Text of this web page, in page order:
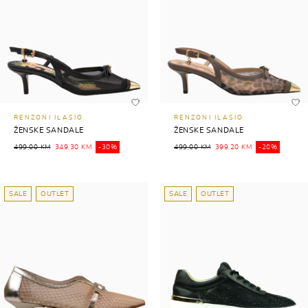
RENZONI ILASIO
ŽENSKE SANDALE
499,00 KM 349,30 KM -30%
RENZONI ILASIO
ŽENSKE SANDALE
499,00 KM 399,20 KM -20%
SALE OUTLET SALE OUTLET